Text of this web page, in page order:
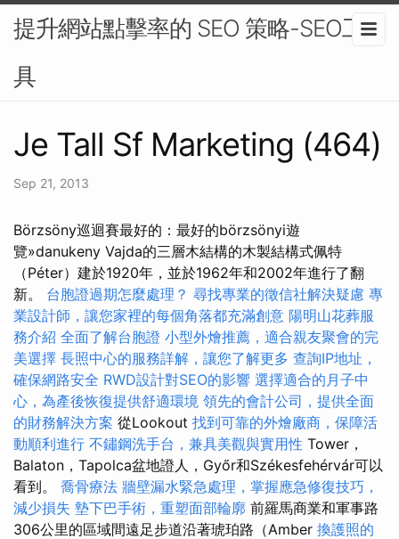
提升網站點擊率的 SEO 策略-SEO工
具
Je Tall Sf Marketing (464)
Sep 21, 2013
Börzsöny巡迴賽最好的：最好的börzsönyi遊
覽»danukeny Vajda的三層木結構的木製結構式佩特
（Péter）建於1920年，並於1962年和2002年進行了翻
新。 台胞證過期怎麼處理？ 尋找專業的徵信社解決疑慮 專
業設計師，讓您家裡的每個角落都充滿創意 陽明山花葬服
務介紹 全面了解台胞證 小型外燴推薦，適合親友聚會的完
美選擇 長照中心的服務詳解，讓您了解更多 查詢IP地址，
確保網路安全 RWD設計對SEO的影響 選擇適合的月子中
心，為產後恢復提供舒適環境 領先的會計公司，提供全面
的財務解決方案 從Lookout 找到可靠的外燴廠商，保障活
動順利進行 不鏽鋼洗手台，兼具美觀與實用性 Tower，
Balaton，Tapolca盆地證人，Győr和Székesfehérvár可以
看到。 喬骨療法 牆壁漏水緊急處理，掌握應急修復技巧，
減少損失 墊下巴手術，重塑面部輪廓 前羅馬商業和軍事路
306公里的區域間遠足步道沿著琥珀路（Amber 換護照的